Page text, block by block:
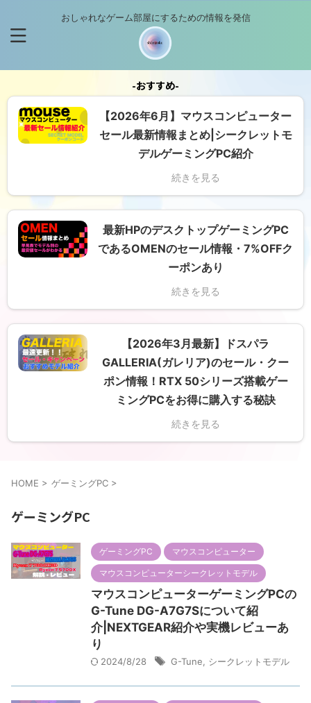
おしゃれなゲーム部屋にするための情報を発信
-おすすめ-
【2026年6月】マウスコンピューター
セール最新情報まとめ|シークレットモ
デルゲーミングPC紹介
続きを見る
最新HPのデスクトップゲーミングPC
であるOMENのセール情報・7%OFFク
ーポンあり
続きを見る
【2026年3月最新】ドスパラ
GALLERIA(ガレリア)のセール・クー
ポン情報！RTX 50シリーズ搭載ゲー
ミングPCをお得に購入する秘訣
続きを見る
HOME > ゲーミングPC >
ゲーミングPC
ゲーミングPC マウスコンピューター
マウスコンピューターシークレットモデル
マウスコンピューターゲーミングPCの
G-Tune DG-A7G7Sについて紹
介|NEXTGEAR紹介や実機レビューあ
り
2024/8/28 G-Tune シークレットモデル